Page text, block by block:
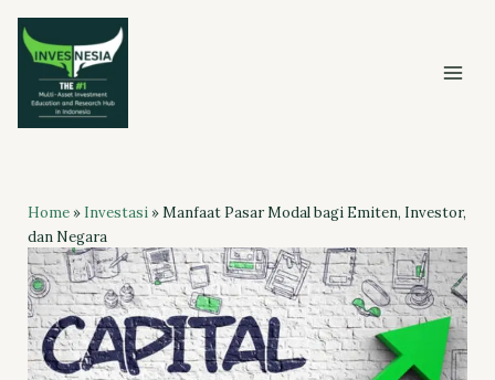
Skip
content
Home» Investasi»Manfaat Pasar Modal bagi Emiten, Investor,
dan Negara